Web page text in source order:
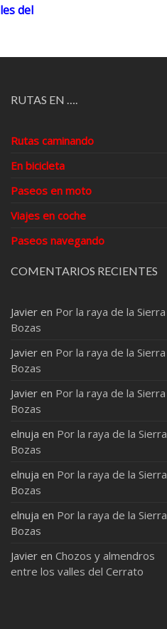
del
RUTAS EN ….
Rutas caminando
En bicicleta
Paseos en moto
Viajes en coche
Paseos navegando
COMENTARIOS RECIENTES
Javier en Por la raya de la Sierra
Bozas
Javier en Por la raya de la Sierra
Bozas
Javier en Por la raya de la Sierra
Bozas
elnuja en Por la raya de la Sierra
Bozas
elnuja en Por la raya de la Sierra
Bozas
elnuja en Por la raya de la Sierra
Bozas
Javier enChozos y almendros
entre los valles del Cerrato